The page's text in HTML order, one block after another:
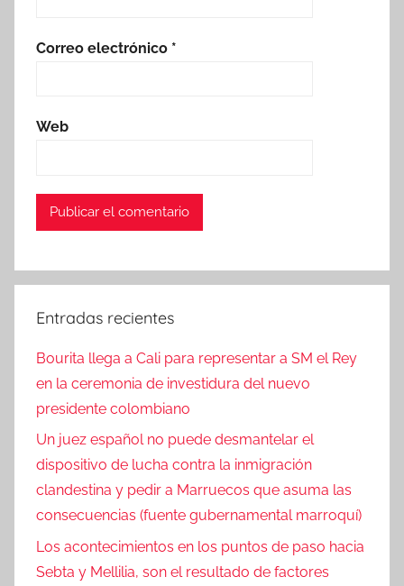
Correo electrónico *
Web
Entradas recientes
Bourita llega a Cali para representar a SM el Rey
en la ceremonia de investidura del nuevo
presidente colombiano
Un juez español no puede desmantelar el
dispositivo de lucha contra la inmigración
clandestina y pedir a Marruecos que asuma las
consecuencias (fuente gubernamental marroquí)
Los acontecimientos en los puntos de paso hacia
Sebta y Mellilia, son el resultado de factores